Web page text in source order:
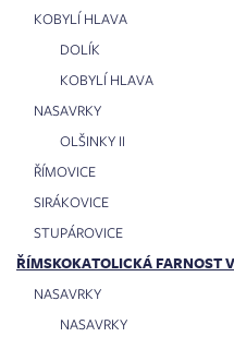
KOBYLÍ HLAVA
DOLÍK
KOBYLÍ HLAVA
NASAVRKY
OLŠINKY II
ŘÍMOVICE
SIRÁKOVICE
STUPÁROVICE
ŘÍMSKOKATOLICKÁ FARNOST
NASAVRKY
NASAVRKY